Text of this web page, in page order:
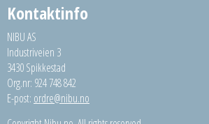
Kontaktinfo
NIBU AS
Industriveien 3
3430 Spikkestad
Org.nr: 924 748 842
E-post: ordre@nibu.no